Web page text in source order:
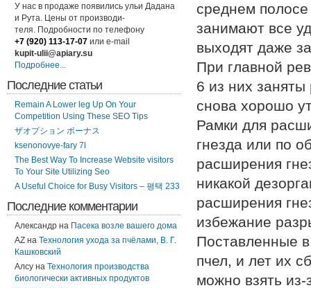
среднем
занимают все
выходят даже
При главной
6 из них
снова хорошо
Рамки для
гнезда или по
расширения
никакой
расширения
избежание
Поставленные
пчел, и лет их
можно взять
У нас в продаже появились ульи Дадана
и Рута. Цены от производи-
теля. Подробности по телефону
+7 (920) 113-17-07 или e-mail
kupit-ulii@apiary.su
Подробнее...
Последние статьи
Remain A Lower leg Up On Your
Competition Using These SEO Tips
ザオプション ボーナス
ksenonovye-fary 7l
The Best Way To Increase Website visitors
To Your Site Utilizing Seo
A Useful Choice for Busy Visitors – 평택 233
Последние комментарии
Александр на Пасека возле вашего дома
AZ на Технология ухода за пчёлами, В. Г.
Кашковский
Алсу на Технология производства
биологически активных продуктов